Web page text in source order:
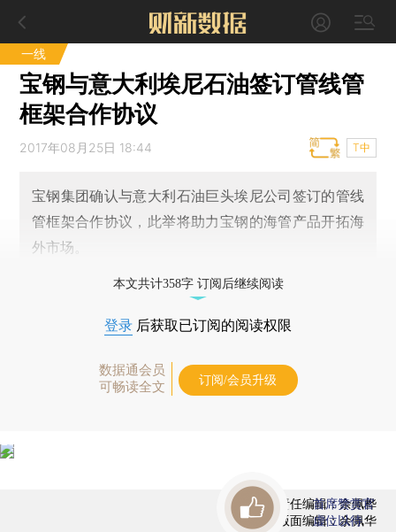
一线
宝钢与意大利埃尼石油签订管线管
框架合作协议
2017年08月25日 18:44 T中
宝钢集团确认与意大利石油巨头埃尼公司签订的管线
管框架合作协议，此举将助力宝钢的海管产品开拓海
外市场。
本文共计358字 订阅后继续阅读
登录 后获取已订阅的阅读权限
数据通会员
可畅读全文
订阅/会员升级
责任编辑：余佩桦
版面编辑：余佩华
首席赞赏官
虚位以待